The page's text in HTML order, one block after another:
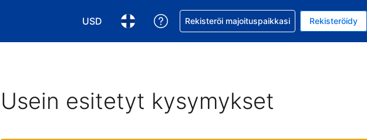
USD
Valitse valuutta. Tämänhetkinen valuutta on Yhdysvaltain dollari
Valitse kieli. Tämänhetkinen kieli on Suomi
Pyydä apua varauksesi kanssa
Rekisteröi majoituspaikkasi Rekisteröidy
Usein esitetyt kysymykset